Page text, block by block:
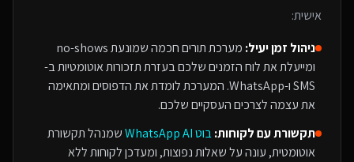
אישית:
ניהול זמן יעיל:
מערכת תורים חכמה שמונעת no-shows
ומייעלת את לוח הזמנים שלכם בעזרת תזכורות אוטומטיות ב-
SMS ו-WhatsApp. המערכת לומדת את הדפוסים ומתאימה
את עצמה לצרכים העסקיים שלכם.
תקשורת עם לקוחות:בוט WhatsApp AI
שמנהל תקשורת
אוטומטית, עונה על שאלות נפוצות, ומעדכן לקוחות ללא